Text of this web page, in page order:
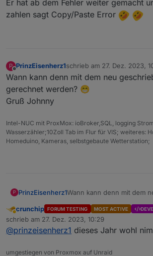
Er hat ab dem Fehler weiter gemacht
zahlen sagt Copy/Paste Error
P
Offline
PrinzEisenherz1schrieb am 27. Dez. 2023,
zuletzt editiert von
Wann kann denn mit dem neu
gerechnet werden? 😁
Gruß Johnny
Intel-NUC mit ProxMox: ioBroker,SQL, logging
Wasserzähler;10Zoll Tab im Flur für VIS; weiteres:
Homeduino, Kameras, selbstgebaute Wetterstation;
P PrinzEisenherz1Wann kann denn mit dem
Gruß Johnny
Abwesend
crunchip FORUM TESTING MOST ACTIVE
schrieb am 27. Dez. 2023, 10:29
zuletzt editiert von
@prinzeisenherz1 dieses Jahr wohl
umgestiegen von Proxmox auf Unraid